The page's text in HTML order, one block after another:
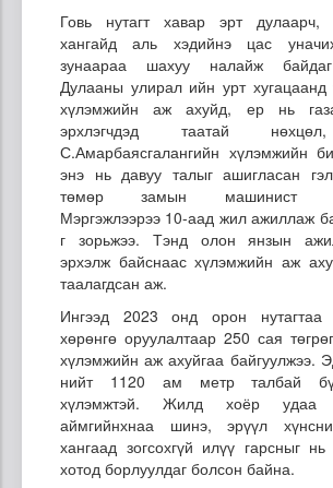
Говь нутагт хавар эрт
хангайд аль хэдийнэ цас
зунаараа шахуу налайж байдаг
Дулааны улирал ийн урт хугацаанд
хүлэмжийн аж ахуйд, ер нь
эрхлэгчдэд таатай
С.Амарбаясгалангийн хүлэмжийн
энэ нь давуу талыг ашигласан
төмөр замын машинист
Мэргэжлээрээ 10-аад жил ажиллаж
г зорьжээ. Тэнд олон янзын
эрхэлж байснаас хүлэмжийн аж
таалагдсан аж.
Ингээд 2023 онд орон
хөрөнгө оруулалтаар 250 сая
хүлэмжийн аж ахуйгаа байгуулжээ.
нийт 1120 ам метр талбай
хүлэмжтэй. Жилд хоёр удаа
аймгийнхнаа шинэ, эрүүл
хангаад зогсохгүй илүү гарсныг
хотод борлуулдаг болсон байна.